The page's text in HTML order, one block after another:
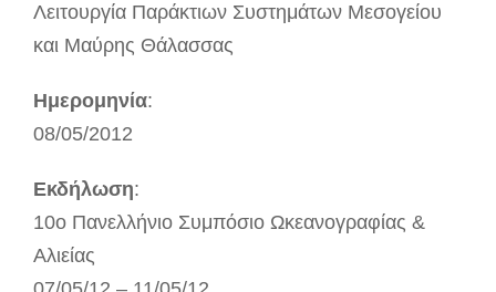
Λειτουργία Παράκτιων Συστημάτων Μεσογείου
και Μαύρης Θάλασσας
Ημερομηνία:
08/05/2012
Εκδήλωση:
10ο Πανελλήνιο Συμπόσιο Ωκεανογραφίας &
Αλιείας